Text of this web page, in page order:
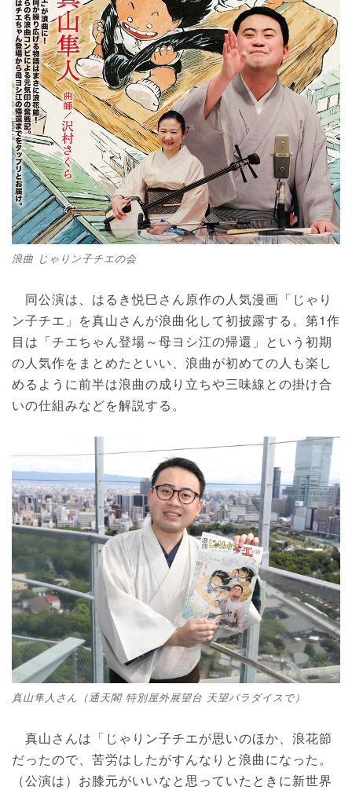
浪曲 じゃりン子チエの会
同公演は、はるき悦巳さん原作の人気漫画「じゃり
ン子チエ」を真山さんが浪曲化して初披露する。第1作
目は「チエちゃん登場～母ヨシ江の帰還」という初期
の人気作をまとめたといい、浪曲が初めての人も楽し
めるように前半は浪曲の成り立ちや三味線との掛け合
いの仕組みなどを解説する。
真山隼人さん（通天閣 特別屋外展望台 天望パラダイスで）
真山さんは「じゃりン子チエが思いのほか、浪花節
だったので、苦労はしたがすんなりと浪曲になった。
（公演は）お膝元がいいなと思っていたときに新世界